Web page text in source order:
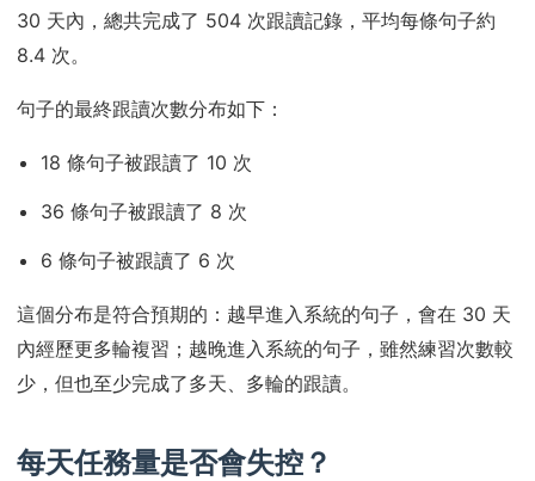
30 天內，總共完成了 504 次跟讀記錄，平均每條句子約
8.4 次。
句子的最終跟讀次數分布如下：
18 條句子被跟讀了 10 次
36 條句子被跟讀了 8 次
6 條句子被跟讀了 6 次
這個分布是符合預期的：越早進入系統的句子，會在 30 天
內經歷更多輪複習；越晚進入系統的句子，雖然練習次數較
少，但也至少完成了多天、多輪的跟讀。
每天任務量是否會失控？